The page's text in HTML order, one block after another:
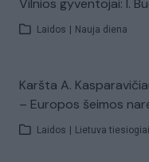
Vilnios gyventojai: I.
Laidos Nauja diena
Karšta A.
– Europos šeimos
Laidos Lietuva tiesiogiai